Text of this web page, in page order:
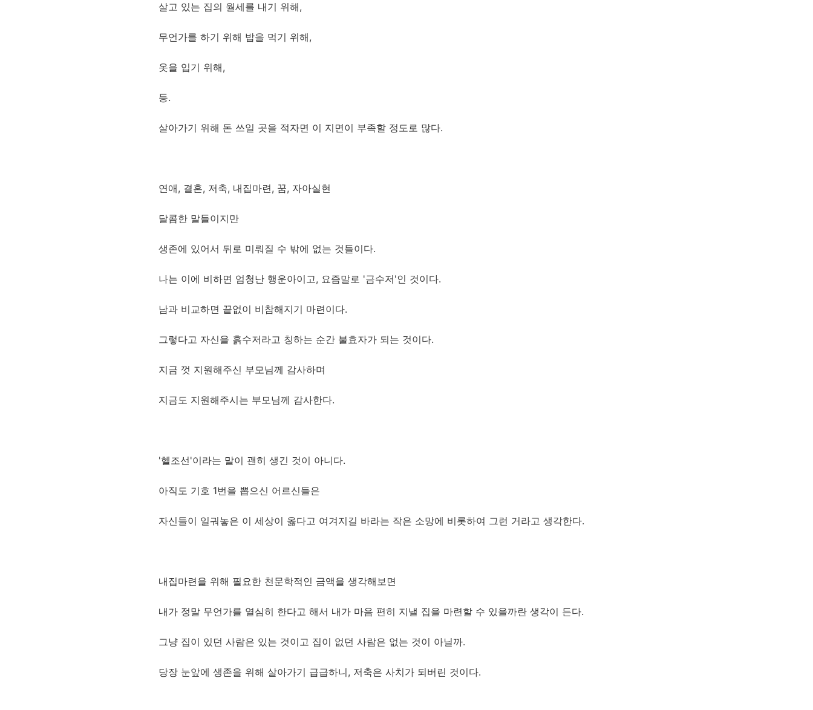
살고 있는 집의 월세를 내기 위해,
무언가를 하기 위해 밥을 먹기 위해,
옷을 입기 위해,
등.
살아가기 위해 돈 쓰일 곳을 적자면 이 지면이 부족할 정도로 많다.
연애, 결혼, 저축, 내집마련, 꿈, 자아실현
달콤한 말들이지만
생존에 있어서 뒤로 미뤄질 수 밖에 없는 것들이다.
나는 이에 비하면 엄청난 행운아이고, 요즘말로 '금수저'인 것이다.
남과 비교하면 끝없이 비참해지기 마련이다.
그렇다고 자신을 흙수저라고 칭하는 순간 불효자가 되는 것이다.
지금 껏 지원해주신 부모님께 감사하며
지금도 지원해주시는 부모님께 감사한다.
'헬조선'이라는 말이 괜히 생긴 것이 아니다.
아직도 기호 1번을 뽑으신 어르신들은
자신들이 일궈놓은 이 세상이 옳다고 여겨지길 바라는 작은 소망에 비롯하여 그런 거라고 생각한다.
내집마련을 위해 필요한 천문학적인 금액을 생각해보면
내가 정말 무언가를 열심히 한다고 해서 내가 마음 편히 지낼 집을 마련할 수 있을까란 생각이 든다.
그냥 집이 있던 사람은 있는 것이고 집이 없던 사람은 없는 것이 아닐까.
당장 눈앞에 생존을 위해 살아가기 급급하니, 저축은 사치가 되버린 것이다.